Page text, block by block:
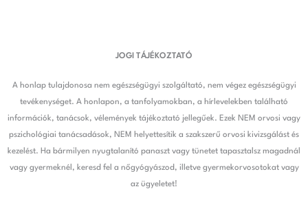
JOGI TÁJÉKOZTATÓ
A honlap tulajdonosa nem egészségügyi szolgáltató, nem végez egészségügyi
tevékenységet. A honlapon, a tanfolyamokban, a hírlevelekben található
információk, tanácsok, vélemények tájékoztató jellegűek. Ezek NEM orvosi vagy
pszichológiai tanácsadások, NEM helyettesítik a szakszerű orvosi kivizsgálást és
kezelést. Ha bármilyen nyugtalanító panaszt vagy tünetet tapasztalsz magadnál
vagy gyermeknél, keresd fel a nőgyógyászod, illetve gyermekorvosotokat vagy
az ügyeletet!